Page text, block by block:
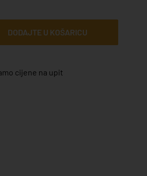
DODAJTE U KOŠARICU
cijene na upit